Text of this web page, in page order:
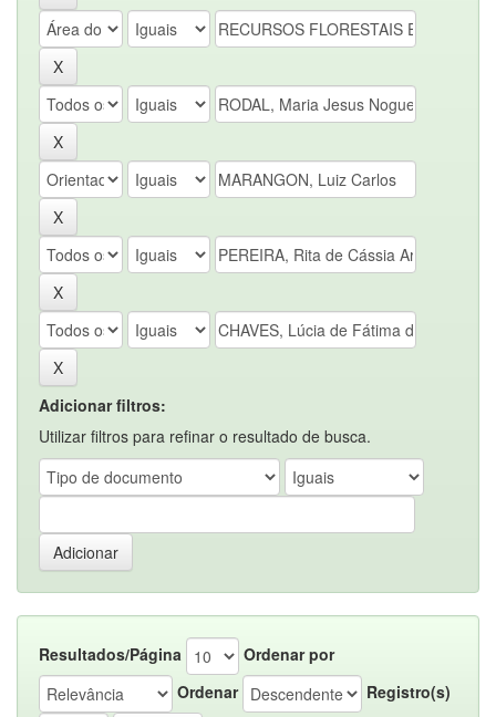
Adicionar filtros:
Utilizar filtros para refinar o resultado de busca.
Resultados/Página
Ordenar por
Ordenar
Registro(s)